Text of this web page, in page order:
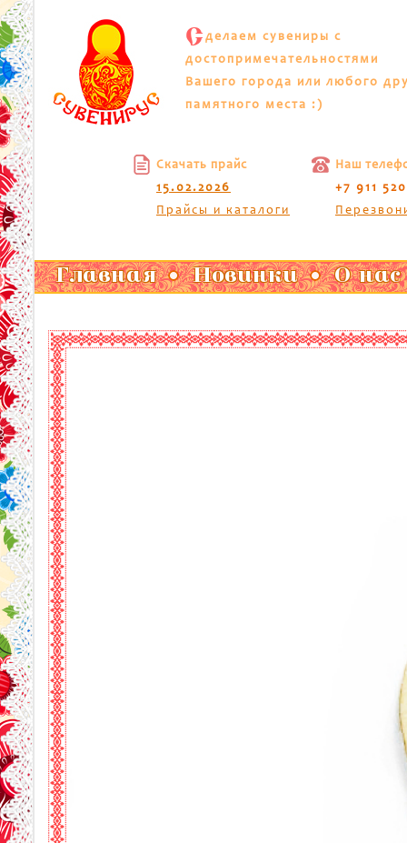
С делаем сувениры с
достопримечательностями
Вашего города или любого
памятного места :)
Скачать прайс
15.02.2026
Прайсы и каталоги
Наш
+7 911
Главная Новинки О нас